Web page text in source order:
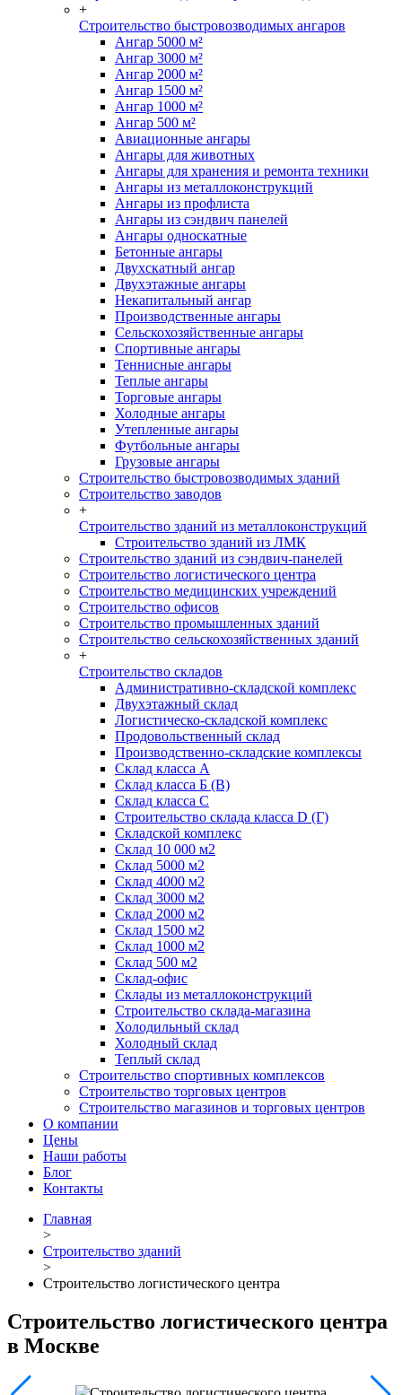
+
Строительство быстровозводимых ангаров
Ангар 5000 м²
Ангар 3000 м²
Ангар 2000 м²
Ангар 1500 м²
Ангар 1000 м²
Ангар 500 м²
Авиационные ангары
Ангары для животных
Ангары для хранения и ремонта техники
Ангары из металлоконструкций
Ангары из профлиста
Ангары из сэндвич панелей
Ангары односкатные
Бетонные ангары
Двухскатный ангар
Двухэтажные ангары
Некапитальный ангар
Производственные ангары
Сельскохозяйственные ангары
Спортивные ангары
Теннисные ангары
Теплые ангары
Торговые ангары
Холодные ангары
Утепленные ангары
Футбольные ангары
Грузовые ангары
Строительство быстровозводимых зданий
Строительство заводов
+
Строительство зданий из металлоконструкций
Строительство зданий из ЛМК
Строительство зданий из сэндвич-панелей
Строительство логистического центра
Строительство медицинских учреждений
Строительство офисов
Строительство промышленных зданий
Строительство сельскохозяйственных зданий
+
Строительство складов
Административно-складской комплекс
Двухэтажный склад
Логистическо-складской комплекс
Продовольственный склад
Производственно-складские комплексы
Склад класса А
Склад класса Б (B)
Склад класса С
Строительство склада класса D (Г)
Складской комплекс
Склад 10 000 м2
Склад 5000 м2
Склад 4000 м2
Склад 3000 м2
Склад 2000 м2
Склад 1500 м2
Склад 1000 м2
Склад 500 м2
Склад-офис
Склады из металлоконструкций
Строительство склада-магазина
Холодильный склад
Холодный склад
Теплый склад
Строительство спортивных комплексов
Строительство торговых центров
Строительство магазинов и торговых центров
О компании
Цены
Наши работы
Блог
Контакты
Главная
>
Строительство зданий
>
Строительство логистического центра
Строительство логистического центра
в Москве